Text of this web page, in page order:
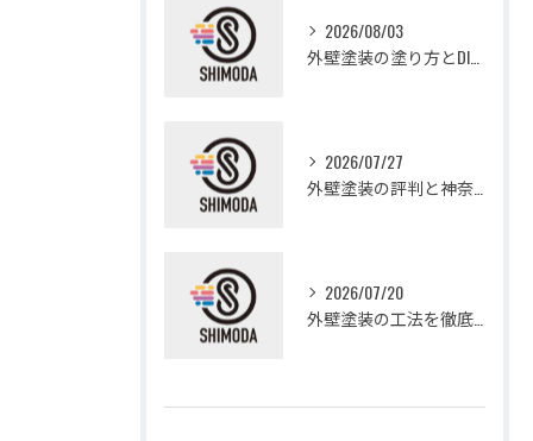
2026/08/03
2026/07/27
2026/07/20